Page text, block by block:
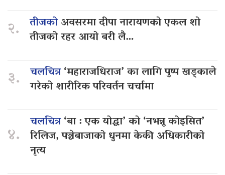
२. तीजकोअवसरमा दीपा नारायणको एकल शो
तीजको रहर आयो बरी लै…
३. चलचित्र‘महाराजधिराज’ का लागि पुष्प खड्काले
गरेको शारीरिक परिवर्तन चर्चामा
४.
चलचित्र‘बा : एक योद्धा’ को ‘नभन्नू कोइसित’
रिलिज, पञ्चेबाजाको धुनमा केकी अधिकारीको
नृत्य